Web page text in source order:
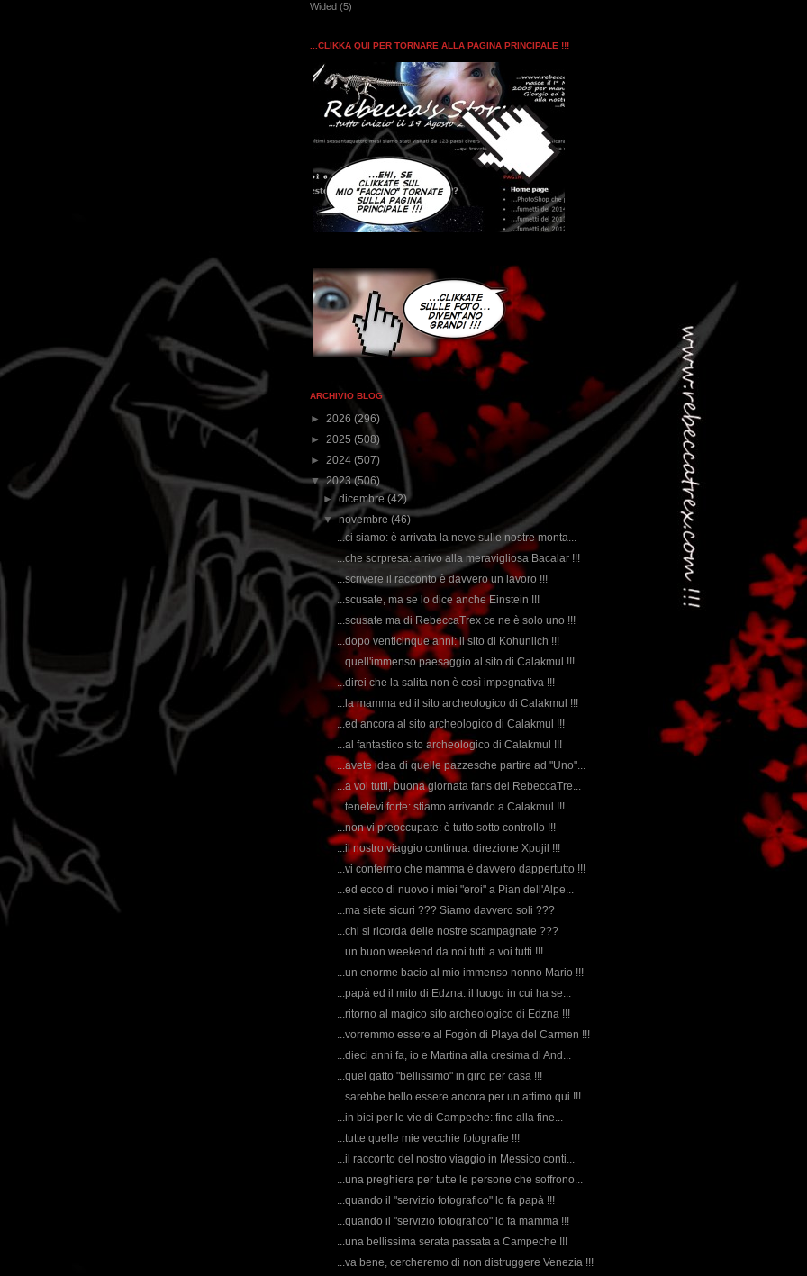
Wided (5)
...CLIKKA QUI PER TORNARE ALLA PAGINA PRINCIPALE !!!
ARCHIVIO BLOG
► 2026 (296)
► 2025 (508)
► 2024 (507)
▼2023(506)
►dicembre(42)
▼novembre(46)
...ci siamo: è arrivata la neve sulle nostre monta...
...che sorpresa: arrivo alla meravigliosa Bacalar !!!
...scrivere il racconto è davvero un lavoro !!!
...scusate, ma se lo dice anche Einstein !!!
...scusate ma di RebeccaTrex ce ne è solo uno !!!
...dopo venticinque anni: il sito di Kohunlich !!!
...quell'immenso paesaggio al sito di Calakmul !!!
...direi che la salita non è così impegnativa !!!
...la mamma ed il sito archeologico di Calakmul !!!
...ed ancora al sito archeologico di Calakmul !!!
...al fantastico sito archeologico di Calakmul !!!
...avete idea di quelle pazzesche partire ad "Uno"...
...a voi tutti, buona giornata fans del RebeccaTre...
...tenetevi forte: stiamo arrivando a Calakmul !!!
...non vi preoccupate: è tutto sotto controllo !!!
...il nostro viaggio continua: direzione Xpujil !!!
...vi confermo che mamma è davvero dappertutto !!!
...ed ecco di nuovo i miei "eroi" a Pian dell'Alpe...
...ma siete sicuri ??? Siamo davvero soli ???
...chi si ricorda delle nostre scampagnate ???
...un buon weekend da noi tutti a voi tutti !!!
...un enorme bacio al mio immenso nonno Mario !!!
...papà ed il mito di Edzna: il luogo in cui ha se...
...ritorno al magico sito archeologico di Edzna !!!
...vorremmo essere al Fogòn di Playa del Carmen !!!
...dieci anni fa, io e Martina alla cresima di And...
...quel gatto "bellissimo" in giro per casa !!!
...sarebbe bello essere ancora per un attimo qui !!!
...in bici per le vie di Campeche: fino alla fine...
...tutte quelle mie vecchie fotografie !!!
...il racconto del nostro viaggio in Messico conti...
...una preghiera per tutte le persone che soffrono...
...quando il "servizio fotografico" lo fa papà !!!
...quando il "servizio fotografico" lo fa mamma !!!
...una bellissima serata passata a Campeche !!!
...va bene, cercheremo di non distruggere Venezia !!!